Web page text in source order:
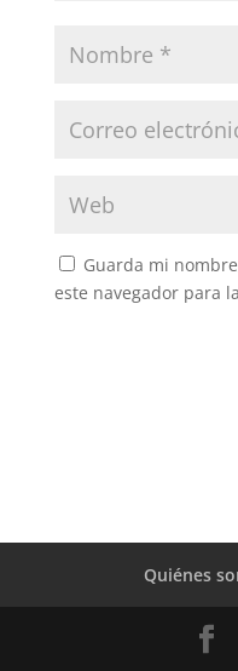
Guarda mi
este navegador para
Quiénes